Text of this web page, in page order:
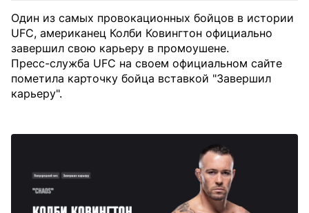
Один из самых провокационных бойцов в истории
UFC, американец Колби Ковингтон официально
завершил свою карьеру в промоушене.
Пресс-служба UFC на своем официальном сайте
пометила карточку бойца вставкой "Завершил
карьеру".